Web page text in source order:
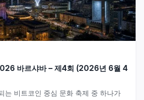
바르샤바 – 제4회 (2026년 6월 4
는 비트코인 중심 문화 축제 중 하나가